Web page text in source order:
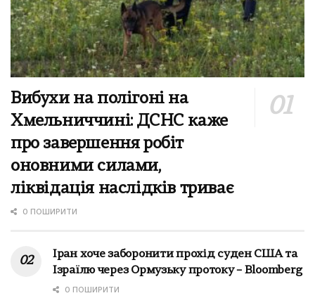
Вибухи на полігоні на
Хмельниччині: ДСНС каже
про завершення робіт
оновними силами,
ліквідація наслідків триває
0 ПОШИРИТИ
Іран хоче заборонити прохід суден США та
Ізраїлю через Ормузьку протоку – Bloomberg
0 ПОШИРИТИ